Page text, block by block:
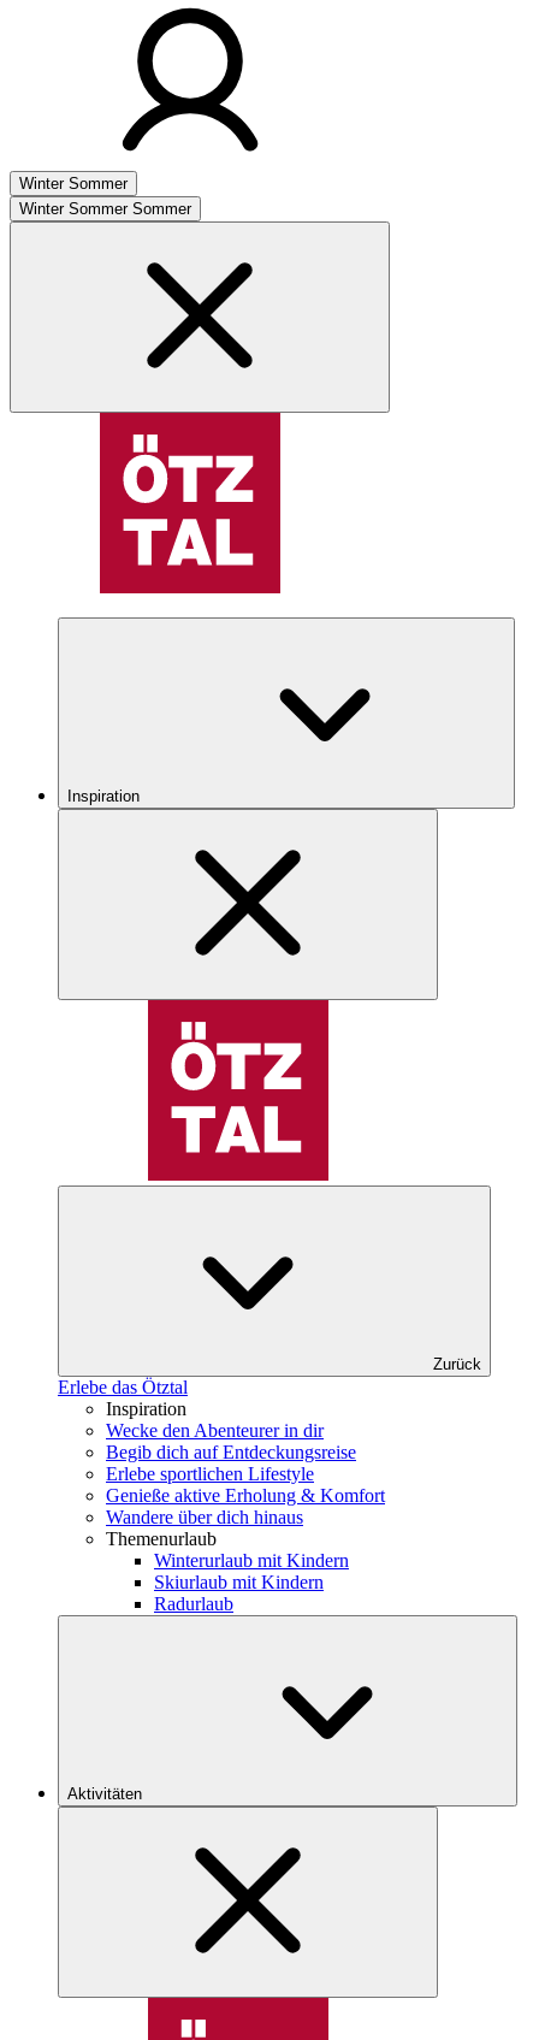
Winter Sommer
Winter Sommer Sommer
Inspiration
Zurück
Erlebe das Ötztal
Inspiration
Wecke den Abenteurer in dir
Begib dich auf Entdeckungsreise
Erlebe sportlichen Lifestyle
Genieße aktive Erholung & Komfort
Wandere über dich hinaus
Themenurlaub
Winterurlaub mit Kindern
Skiurlaub mit Kindern
Radurlaub
Aktivitäten